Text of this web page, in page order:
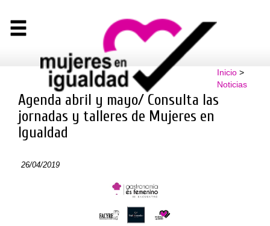
Inicio>
Noticias
Agenda abril y mayo/ Consulta las
jornadas y talleres de Mujeres en
Igualdad
26/04/2019